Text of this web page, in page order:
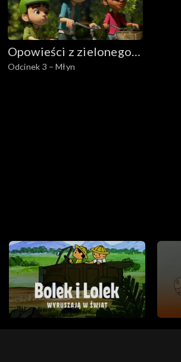
Opowieści z zielonego
lasu
Odcinek 3 – Młyn